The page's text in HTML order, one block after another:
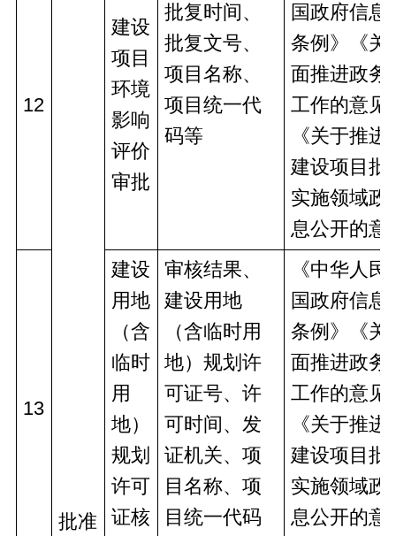
12
批准
建设
项目
环境
影响
评价
审批
批复时间、
批复文号、
项目名称、
项目统一代
码等
国政府信息
条例》《关
面推进政务
工作的意见
《关于推进
建设项目批
实施领域政
息公开的意
13
建设
用地
（含
临时
用
地）
规划
许可
证核
审核结果、
建设用地
（含临时用
地）规划许
可证号、许
可时间、发
证机关、项
目名称、项
目统一代码
《中华人民
国政府信息
条例》《关
面推进政务
工作的意见
《关于推进
建设项目批
实施领域政
息公开的意